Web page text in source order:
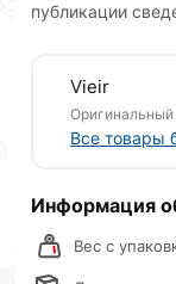
При
цвета RAL
позволяет
Для
кнопку
Условия
публикации
Vieir
Оригинальный
Все товары
Информация
Вес с